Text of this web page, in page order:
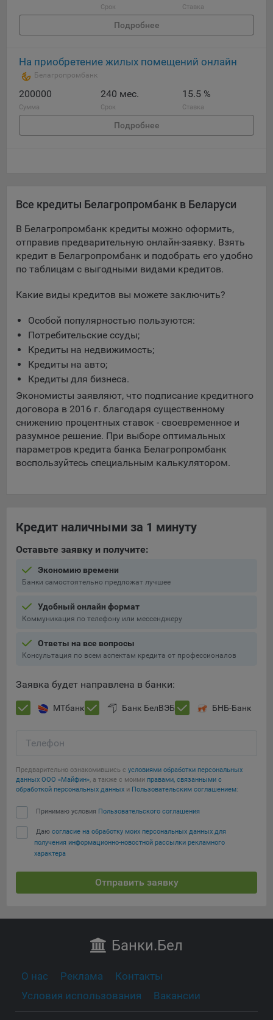
Срок Ставка
Подробнее
На приобретение жилых помещений онлайн
Белагропромбанк
200000
Сумма
240 мес.
Срок
15.5 %
Ставка
Подробнее
Все кредиты Белагропромбанк в Беларуси
В Белагропромбанк кредиты можно оформить,
отправив предварительную онлайн-заявку. Взять
кредит в Белагропромбанк и подобрать его удобно
по таблицам с выгодными видами кредитов.
Какие виды кредитов вы можете заключить?
Особой популярностью пользуются:
Потребительские ссуды;
Кредиты на недвижимость;
Кредиты на авто;
Кредиты для бизнеса.
Экономисты заявляют, что подписание кредитного
договора в 2016 г. благодаря существенному
снижению процентных ставок - своевременное и
разумное решение. При выборе оптимальных
параметров кредита банка Белагропромбанк
воспользуйтесь специальным калькулятором.
Кредит наличными за 1 минуту
Оставьте заявку и получите:
Экономию времени
Банки самостоятельно предложат лучшее
Удобный онлайн формат
Коммуникация по телефону или мессенджеру
Ответы на все вопросы
Консультация по всем аспектам кредита от профессионалов
Заявка будет направлена в банки:
МТбанк Банк БелВЭБ БНБ-Банк
Телефон
Предварительно ознакомившись с условиями обработки персональных
данных ООО «Майфин», а также с моими правами, связанными с
обработкой персональных данных и Пользовательским соглашением:
Принимаю условия Пользовательского соглашения
Даю согласие на обработку моих персональных данных для
получения информационно-новостной рассылки рекламного
характера
Отправить заявку
Банки.Бел
О нас Реклама
Контакты
Условия использования
Вакансии